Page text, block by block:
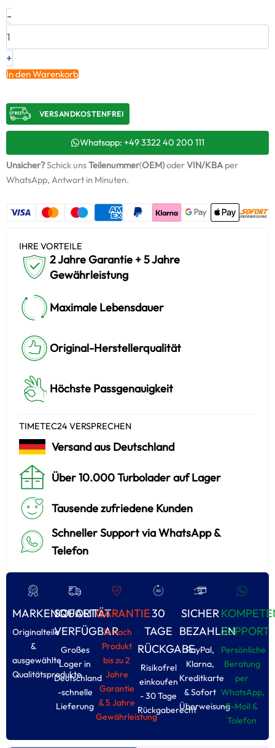
-
Neuer
Original
–
21173098
/
Menge
+
In den Warenkorb
VERSANDKOSTENFREI​
Whatsapp: +49 3322 40 200 111
Unsicher?Schick unsTeilenummer(OEM)oderVIN/KBAper
WhatsApp, Antwort in Minuten.
IHRE VORTEILE
2 Jahre Garantie + 5 Jahre
Gewährleistung
Maximale Lebensdauer
Original-Herstellerqualität
Höchste Passgenauigkeit
TIMETEC24 VERSPRECHEN
Versand aus Deutschland
Über 10.000 Turbolader auf Lager
Tausende zufriedene Kunden
Schneller Support via WhatsApp &
Telefon
MARKENQUALITÄT
Originalteile
&
ausgewählte
Qualitätsprodukte
SOFORT
VERFÜGBAR
Großes
Loger in
Deutschland
-schnelle
Lieferung
GARANTIE
Je nach
Produkt
bis zu 2
Jahre
Garantie
& 5 Jahre
Gewährleistung
30
TAGE
RÜCKGABE
Risikofrel
einkoufen
- 30 Tage
Rückgaberecht
SICHER
BEZAHLEN
PayPal,
Klarna,
Kreditkarte
& Sofort
Überweisung
SUPPORT
Persönliche
Beratung
per
WhatsApp,
E-Moil &
Tolefon